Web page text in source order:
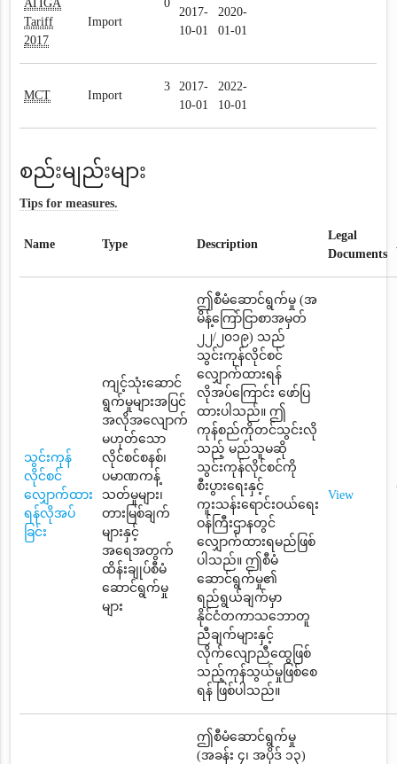
ATIGA
Tariff
2017
Import
0
2017-
10-01
2020-
01-01
MCT Import
3
2017-
10-01
2022-
10-01
စည်းမျည်းများ
Tips for measures.
Name Type Description
Legal
Documents
သွင်းကုန်
လိုင်စင်
လျှောက်ထား
ရန်လိုအပ်
ခြင်း
ကျင့်သုံးဆောင်
ရွက်မှုများအပြင်
အလိုအလျောက်
မဟုတ်သော
လိုင်စင်စနစ်၊
ပမာဏကန့်
သတ်မှုများ၊
တားမြစ်ချက်
များနှင့်
အရေအတွက်
ထိန်းချုပ်စီမံ
ဆောင်ရွက်မှု
များ
ဤစီမံဆောင်ရွက်မှု (အ
မိန့်ကြော်ငြာစာအမှတ်
၂၂/၂၀၁၉) သည်
သွင်းကုန်လိုင်စင်
လျှောက်ထားရန်
လိုအပ်ကြောင်း ဖော်ပြ
ထားပါသည်။ ဤ
ကုန်စည်ကိုတင်သွင်းလို
သည့် မည်သူမဆို
သွင်းကုန်လိုင်စင်ကို
စီးပွားရေးနှင့်
ကူးသန်းရောင်းဝယ်ရေး
ဝန်ကြီးဌာနတွင်
လျှောက်ထားရမည်ဖြစ်
ပါသည်။ ဤစီမံ
ဆောင်ရွက်မှု၏
ရည်ရွယ်ချက်မှာ
နိုင်ငံတကာသဘောတူ
ညီချက်များနှင့်
လိုက်လျောညီထွေဖြစ်
သည့်ကုန်သွယ်မှုဖြစ်စေ
ရန် ဖြစ်ပါသည်။
View
ဤစီမံဆောင်ရွက်မှု
(အခန်း ၄၊ အပိုဒ် ၁၃)